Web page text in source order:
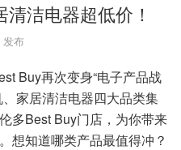
洁电器超低价！
发布
Buy再次变身“电子产品战
家居清洁电器四大品类集
多Best Buy门店，为你带来
想知道哪类产品最值得冲？